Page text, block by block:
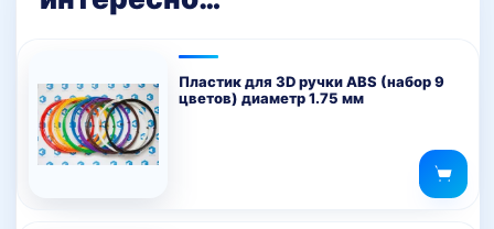
Пластик для 3D ручки ABS (набор 9
цветов) диаметр 1.75 мм